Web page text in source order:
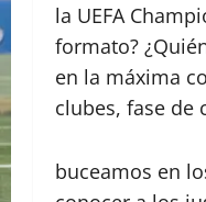
la UEFA
formato?
en la máxima
clubes, fase de
buceamos en